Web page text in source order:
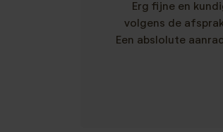
Erg fijne en
volgens de
Een abslolute